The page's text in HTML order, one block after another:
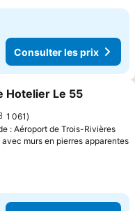
Consulter les prix
à mes favoris
Hotelier Le 55
1 061
: Aéroport de Trois-Rivières
avec murs en pierres apparentes